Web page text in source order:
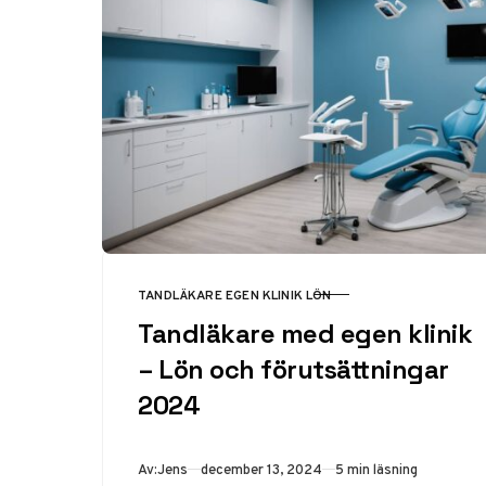
KATEGORI
TANDLÄKARE EGEN KLINIK LÖN
Tandläkare med egen klinik
– Lön och förutsättningar
2024
Av:Jens Publicerad
december 13, 2024 5 min läsning